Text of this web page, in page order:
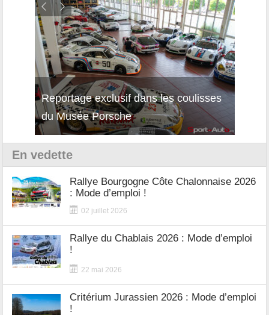
Reportage exclusif dans les coulisses
du Musée Porsche
En vedette
Rallye Bourgogne Côte Chalonnaise 2026
: Mode d’emploi !
02 juillet 2026
Rallye du Chablais 2026 : Mode d’emploi
!
22 mai 2026
Critérium Jurassien 2026 : Mode d’emploi
!